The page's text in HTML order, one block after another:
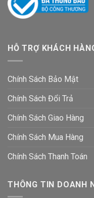
HỖ TRỢ KHÁCH
Chính Sách Bảo Mật
Chính Sách Đổi Trả
Chính Sách Giao Hàng
Chính Sách Mua Hàng
Chính Sách Thanh Toán
THÔNG TIN DOANH